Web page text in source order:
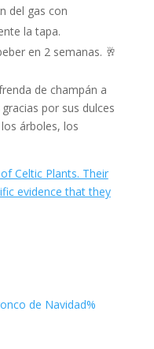
del gas con
la tapa.
en 2 semanas. 🥂
de champán a
por sus dulces
árboles, los
Celtic Plants. Their
evidence that they
de Navidad%